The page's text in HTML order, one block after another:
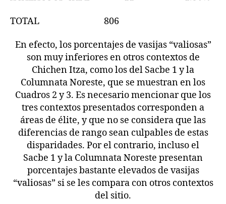
TOTAL 806
En efecto, los porcentajes de vasijas “valiosas”
son muy inferiores en otros contextos de
Chichen Itza, como los del Sacbe 1 y la
Columnata Noreste, que se muestran en los
Cuadros 2 y 3. Es necesario mencionar que los
tres contextos presentados corresponden a
áreas de élite, y que no se considera que las
diferencias de rango sean culpables de estas
disparidades. Por el contrario, incluso el
Sacbe 1 y la Columnata Noreste presentan
porcentajes bastante elevados de vasijas
“valiosas” si se les compara con otros contextos
del sitio.